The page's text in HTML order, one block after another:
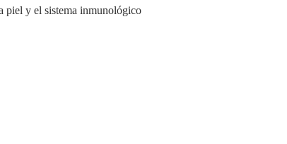
piel y el sistema inmunológico